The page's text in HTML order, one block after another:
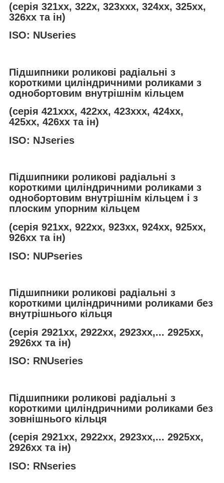
(серія 321хх, 322х, 323ххх, 324хх, 325хх,
326хх та ін)
ISO: NUseries
Підшипники роликові радіальні з
короткими циліндричними роликами з
однобортовим внутрішнім кільцем
(серія 421ххх, 422хх, 423ххх, 424хх,
425хх, 426хх та ін)
ISO: NJseries
Підшипники роликові радіальні з
короткими циліндричними роликами з
однобортовим внутрішнім кільцем і з
плоским упорним кільцем
(серія 921хх, 922хх, 923хх, 924хх, 925хх,
926хх та ін)
ISO: NUPseries
Підшипники роликові радіальні з
короткими циліндричними роликами без
внутрішнього кільця
(серія 2921хх, 2922хх, 2923хх,... 2925хх,
2926хх та ін)
ISO: RNUseries
Підшипники роликові радіальні з
короткими циліндричними роликами без
зовнішнього кільця
(серія 2921хх, 2922хх, 2923хх,... 2925хх,
2926хх та ін)
ISO: RNseries